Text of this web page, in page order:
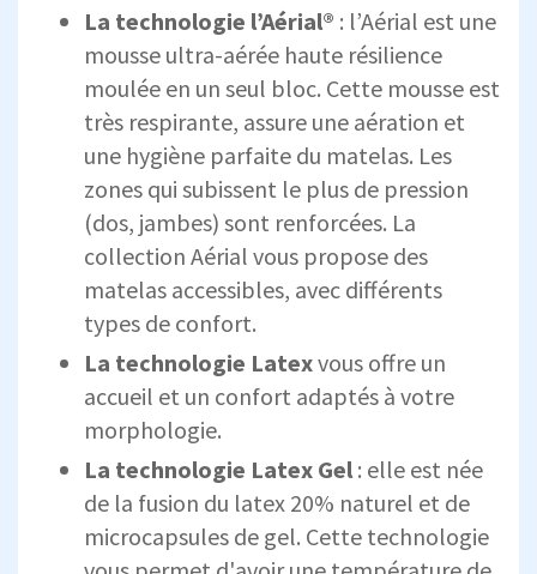
La technologie l’Aérial® : l’Aérial est une
mousse ultra-aérée haute résilience
moulée en un seul bloc. Cette mousse est
très respirante, assure une aération et
une hygiène parfaite du matelas. Les
zones qui subissent le plus de pression
(dos, jambes) sont renforcées. La
collection Aérial vous propose des
matelas accessibles, avec différents
types de confort.
La technologie Latexvous offre un
accueil et un confort adaptés à votre
morphologie.
La technologie Latex Gel : elle est née
de la fusion du latex 20% naturel et de
microcapsules de gel. Cette technologie